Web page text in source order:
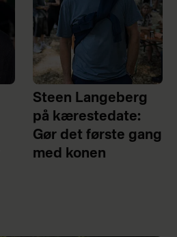
Steen Langeberg
på kærestedate:
Gør det første gang
med konen